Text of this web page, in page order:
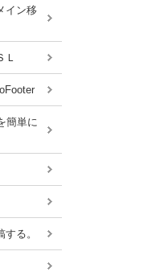
イン移
簡単に
る。